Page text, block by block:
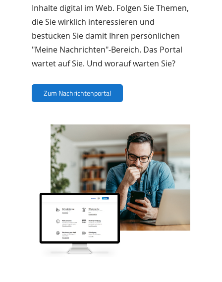
Inhalte digital im Web. Folgen Sie Themen,
die Sie wirklich interessieren und
bestücken Sie damit Ihren persönlichen
"Meine Nachrichten"-Bereich. Das Portal
wartet auf Sie. Und worauf warten Sie?
Zum Nachrichtenportal